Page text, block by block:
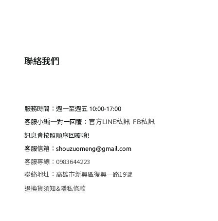
聯絡我們
服務時間：週一至週五 10:00-17:00
客服小編一對一回覆： 官方LINE私訊 FB私訊
訊息會按照順序回覆唷!
客服信箱：shouzuomeng@gmail.com
客服專線 ： 0983644223
聯絡地址 ： 高雄市新興區復興一路19號
退換貨須知&隱私條款